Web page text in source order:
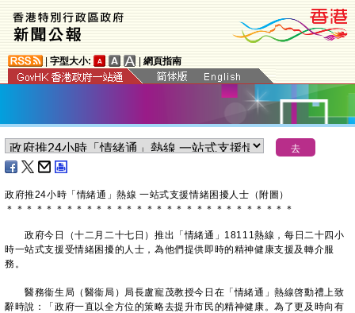
字型大小: 網頁指南
政府推24小時「情緒通」熱線 一站式支援情緒困擾人士（附圖）
＊ ＊ ＊ ＊ ＊ ＊ ＊ ＊ ＊ ＊ ＊ ＊ ＊ ＊ ＊ ＊ ＊ ＊ ＊ ＊ ＊ ＊ ＊ ＊ ＊ ＊ ＊ ＊ ＊
政府今日（十二月二十七日）推出「情緒通」18111熱線，每日二十四小
時一站式支援受情緒困擾的人士，為他們提供即時的精神健康支援及轉介服
務。
醫務衞生局（醫衞局）局長盧寵茂教授今日在「情緒通」熱線啓動禮上致
辭時說：「政府一直以全方位的策略去提升市民的精神健康。為了更及時向有